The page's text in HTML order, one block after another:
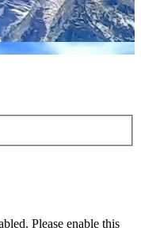
Please enable this